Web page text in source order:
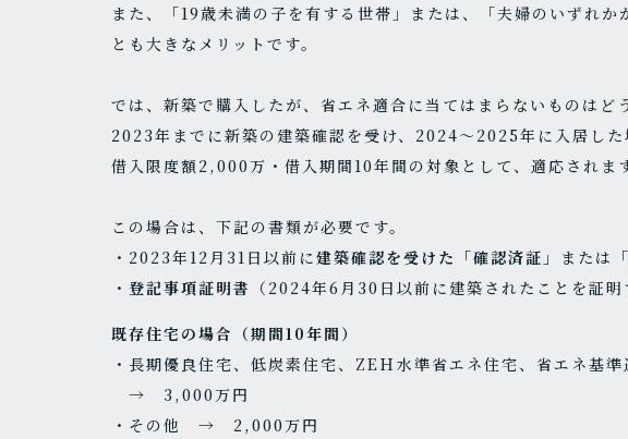
また、「19歳未満の子を有する世帯」または、「夫婦のいずれ
とも大きなメリットです。
では、新築で購入したが、省エネ適合に当てはまらないものはど
2023年までに新築の建築確認を受け、2024～2025年に入居した
借入限度額2,000万・借入期間10年間の対象として、適応されます
この場合は、下記の書類が必要です。
・2023年12月31日以前に建築確認を受けた「確認済証」 または
・ 登記事項証明書 （2024年6月30日以前に建築されたことを証明
既存住宅の場合（期間10年間）
・長期優良住宅、低炭素住宅、ZEＨ水準省エネ住宅、省エネ基
→ 3,000万円
・その他 → 2,000万円